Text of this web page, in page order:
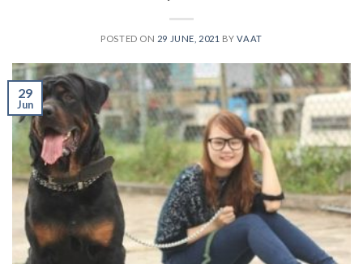
POSTED ON 29 JUNE, 2021 BYVAAT
29
Jun